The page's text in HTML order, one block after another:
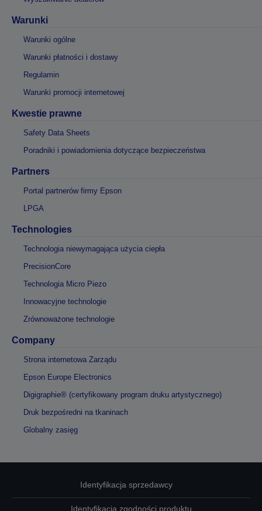
Warunki
Warunki ogólne
Warunki płatności i dostawy
Regulamin
Warunki promocji internetowej
Kwestie prawne
Safety Data Sheets
Poradniki i powiadomienia dotyczące bezpieczeństwa
Partners
Portal partnerów firmy Epson
LPGA
Technologies
Technologia niewymagająca użycia ciepła
PrecisionCore
Technologia Micro Piezo
Innowacyjne technologie
Zrównoważone technologie
Company
Strona internetowa Zarządu
Epson Europe Electronics
Digigraphie® (certyfikowany program druku artystycznego)
Druk bezpośredni na tkaninach
Globalny zasięg
Identyfikacja sprzedawcy
Identyfikacja zgodności produktu